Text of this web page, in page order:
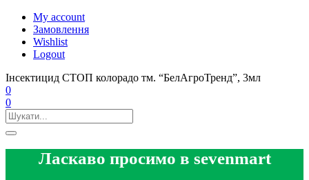
My account
Замовлення
Wishlist
Logout
Інсектицид СТОП колорадо тм. “БелАгроТренд”, 3мл
0
0
Ласкаво просимо в sevenmart